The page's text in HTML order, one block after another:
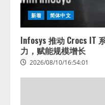
新着 简体中文
Infosys 推动 Crocs IT
力，赋能规模增长
2026/08/10/16:54:01